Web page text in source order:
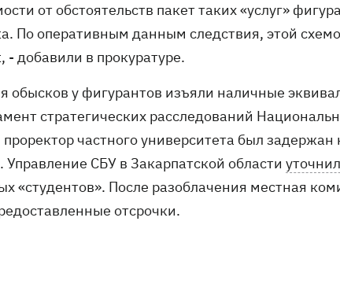
от обстоятельств пакет таких «услуг»
По оперативным данным следствия, этой
- добавили в прокуратуре.
обысков у фигурантов изъяли наличные
стратегических расследований
частного университета был
Управление СБУ в Закарпатской области
«студентов». После разоблачения местная
отсрочки.